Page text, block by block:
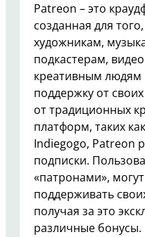
Patreon – это
созданная для
художникам,
подкастерам,
креативным людям
поддержку от
от традиционных
платформ, таких
Indiegogo, Patreon
подписки.
«патронами»,
поддерживать
получая за это
различные бонусы.